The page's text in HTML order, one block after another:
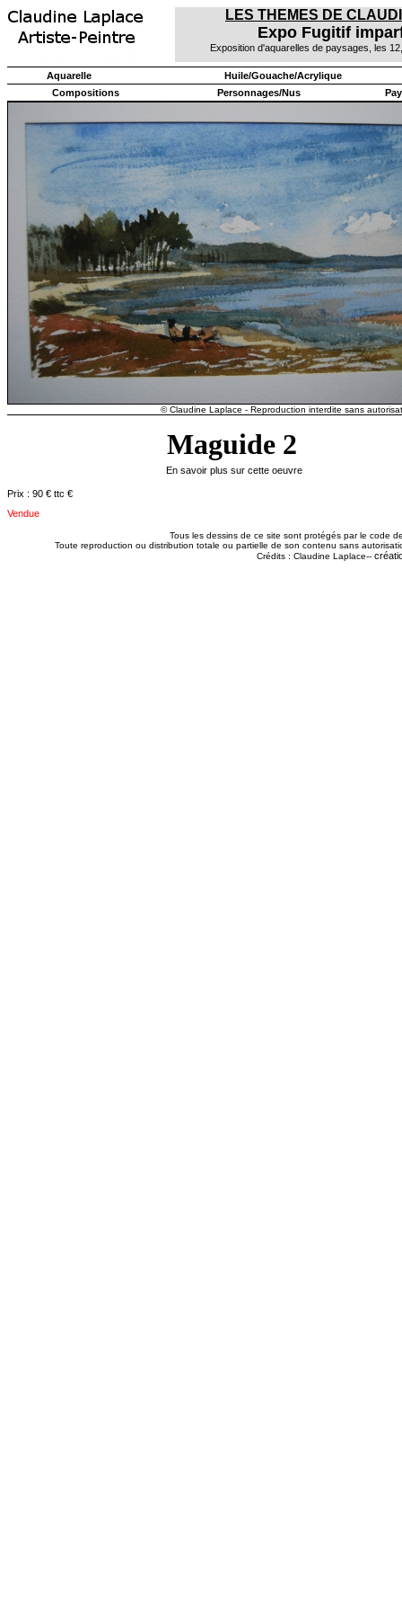
LES THEMES DE
Expo Fugitif
Exposition d'aquarelles de paysages, les
Aquarelle
Huile/Gouache/Acrylique
Compositions
Personnages/Nus
© Claudine Laplace - Reproduction interdite sans
Maguide 2
En savoir plus sur cette oeuvre
Prix : 90 € ttc €
Vendue
Tous les dessins de ce site sont protégés par le code
Toute reproduction ou distribution totale ou partielle de son contenu sans
Crédits : Claudine Laplace--